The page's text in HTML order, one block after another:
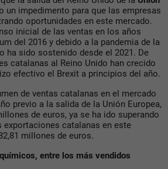
un impedimento para que las empresas
oportunidades en este mercado.
inicial de las ventas en los años
del 2016 y debido a la pandemia de la
ha sido sostenido desde el 2021. De
catalanas al Reino Unido han crecido
efectivo el Brexit a principios del año.
de ventas catalanas en el mercado
previo a la salida de la Unión Europea,
de euros, ya se ha ido superando
exportaciones catalanas en este
millones de euros.
entre los más vendidos